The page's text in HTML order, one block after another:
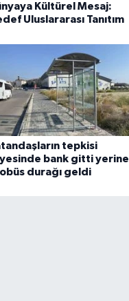
Kültürel Mesaj:
Uluslararası Tanıtım
tepkisi
bank gitti yerine
durağı geldi